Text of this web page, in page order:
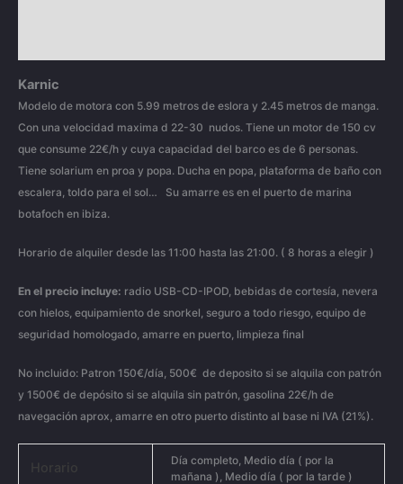
Karnic
Modelo de motora con 5.99 metros de eslora y 2.45 metros de manga.
Con una velocidad maxima d 22-30 nudos. Tiene un motor de 150 cv
que consume 22€/h y cuya capacidad del barco es de 6 personas.
Tiene solarium en proa y popa. Ducha en popa, plataforma de baño con
escalera, toldo para el sol… Su amarre es en el puerto de marina
botafoch en ibiza.
Horario de alquiler desde las 11:00 hasta las 21:00. ( 8 horas a elegir )
En el precio incluye: radio USB-CD-IPOD, bebidas de cortesía, nevera
con hielos, equipamiento de snorkel, seguro a todo riesgo, equipo de
seguridad homologado, amarre en puerto, limpieza final
No incluido: Patron 150€/día, 500€ de deposito si se alquila con patrón
y 1500€ de depósito si se alquila sin patrón, gasolina 22€/h de
navegación aprox, amarre en otro puerto distinto al base ni IVA (21%).
Horario
Día completo, Medio día ( por la
mañana ), Medio día ( por la tarde )